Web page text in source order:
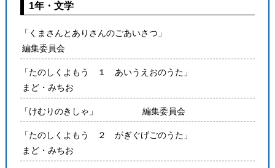
1年・文学
「くまさんとありさんのごあいさつ」
編集委員会
「たのしくよもう １ あいうえおのうた」
まど・みちお
「けむりのきしゃ」 編集委員会
「たのしくよもう ２ がぎぐげごのうた」
まど・みちお